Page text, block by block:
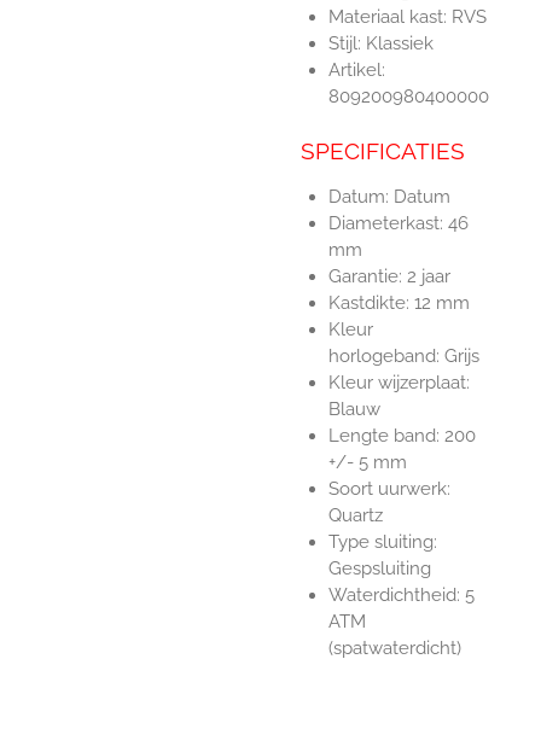
Materiaal kast: RVS
Stijl: Klassiek
Artikel:
809200980400000
SPECIFICATIES
Datum: Datum
Diameterkast: 46
mm
Garantie: 2 jaar
Kastdikte: 12 mm
Kleur
horlogeband: Grijs
Kleur wijzerplaat:
Blauw
Lengte band: 200
+/- 5 mm
Soort uurwerk:
Quartz
Type sluiting:
Gespsluiting
Waterdichtheid: 5
ATM
(spatwaterdicht)